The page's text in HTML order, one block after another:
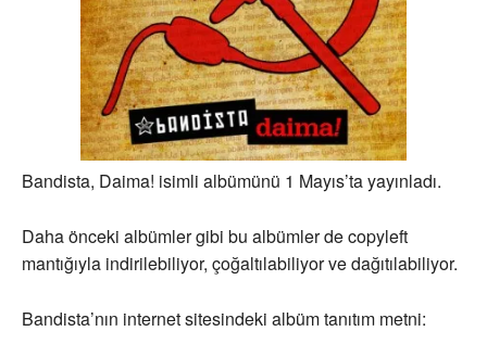
Bandista, Daima! isimli albümünü 1 Mayıs’ta yayınladı.
Daha önceki albümler gibi bu albümler de copyleft
mantığıyla indirilebiliyor, çoğaltılabiliyor ve dağıtılabiliyor.
Bandista’nın internet sitesindeki albüm tanıtım metni: